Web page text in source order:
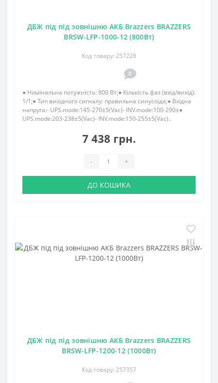
ДБЖ під під зовнішню АКБ Brazzers BRAZZERS
BRSW-LFP-1000-12 (800Вт)
Код товару: 257228
0
● Номінальна потужність: 800 Вт;● Кількість фаз (вхід/вихід):
1/1;● Тип вихідного сигналу: правильна синусоїда;● Вхідна
напруга:- UPS.mode:145-270±5(Vac)- INV.mode:100-290±●
UPS.mode:203-238±5(Vac)- INV.mode:150-255±5(Vac)..
7 438 грн.
- +
ДО КОШИКА
ДБЖ під під зовнішню АКБ Brazzers BRAZZERS
BRSW-LFP-1200-12 (1000Вт)
Код товару: 257357